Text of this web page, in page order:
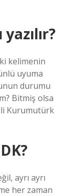
kelimenin
uyuma
durumu
Bitmiş olsa
Kurumutürk
ayrı ayrı
her zaman